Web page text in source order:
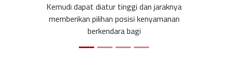
Kemudi dapat diatur tinggi dan jaraknya
memberikan pilihan posisi kenyamanan
berkendara bagi